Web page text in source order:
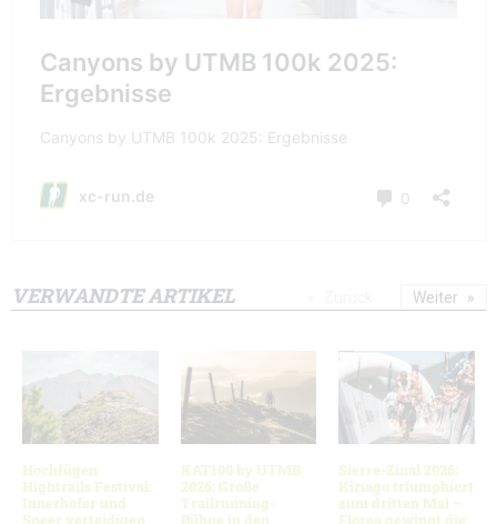
VERWANDTE ARTIKEL
Hochfügen
Hightrails Festival:
Innerhofer und
Speer verteidigen
KAT100 by UTMB
2026: Große
Trailrunning-
Bühne in den
Sierre-Zinal 2026:
Kiriago triumphiert
zum dritten Mal –
Florea gewinnt die
Weiter